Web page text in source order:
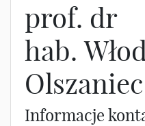
prof. dr
hab.
Olszaniec
Informacje